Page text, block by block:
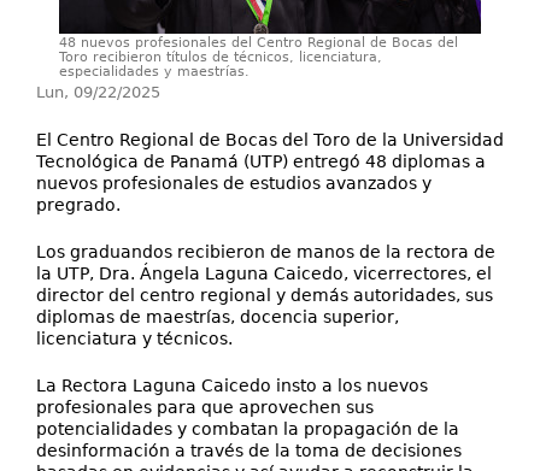
48 nuevos profesionales del Centro Regional de Bocas del
Toro recibieron títulos de técnicos, licenciatura,
especialidades y maestrías.
Lun, 09/22/2025
El Centro Regional de Bocas del Toro de la Universidad
Tecnológica de Panamá (UTP) entregó 48 diplomas a
nuevos profesionales de estudios avanzados y
pregrado.
Los graduandos recibieron de manos de la rectora de
la UTP, Dra. Ángela Laguna Caicedo, vicerrectores, el
director del centro regional y demás autoridades, sus
diplomas de maestrías, docencia superior,
licenciatura y técnicos.
La Rectora Laguna Caicedo insto a los nuevos
profesionales para que aprovechen sus
potencialidades y combatan la propagación de la
desinformación a través de la toma de decisiones